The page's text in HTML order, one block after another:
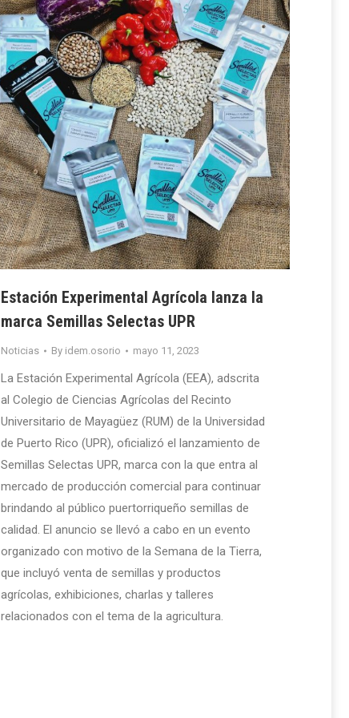
Estación Experimental Agrícola lanza la
marca Semillas Selectas UPR
Noticias By idem.osorio mayo 11, 2023
La Estación Experimental Agrícola (EEA), adscrita
al Colegio de Ciencias Agrícolas del Recinto
Universitario de Mayagüez (RUM) de la Universidad
de Puerto Rico (UPR), oficializó el lanzamiento de
Semillas Selectas UPR, marca con la que entra al
mercado de producción comercial para continuar
brindando al público puertorriqueño semillas de
calidad. El anuncio se llevó a cabo en un evento
organizado con motivo de la Semana de la Tierra,
que incluyó venta de semillas y productos
agrícolas, exhibiciones, charlas y talleres
relacionados con el tema de la agricultura.